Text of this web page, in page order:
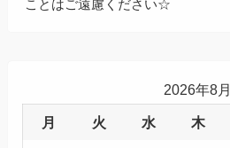
ことはご遠慮ください☆
2026年8月
月 火 水 木